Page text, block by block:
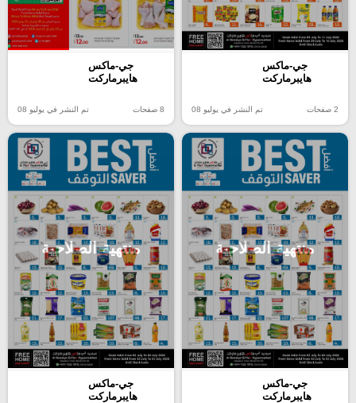
جي-ماكس
هايبرماركت
2 صفحات تم النشر في يوليو 08
جي-ماكس
هايبرماركت
8 صفحات تم النشر في يوليو 08
منتهية الصلاحية
جي-ماكس
هايبرماركت
منتهية الصلاحية
جي-ماكس
هايبرماركت